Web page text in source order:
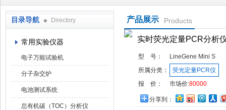
目录导航 Directory
常用实验仪器
电子万能试验机
分子杂交炉
电池测试系统
总有机碳（TOC）分析仪
产品展示 Products
实时荧光定量PCR分析
型 号：
LineGene Mini S
所属分类：
荧光定量PCR仪
报 价：
市场价:80000
分享到：